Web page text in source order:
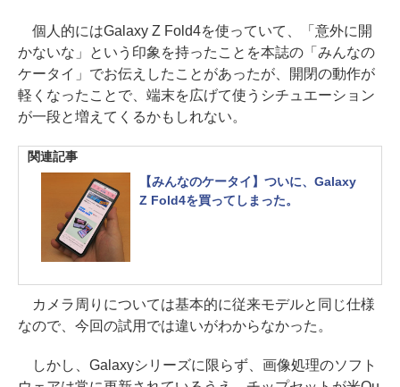
個人的にはGalaxy Z Fold4を使っていて、「意外に開
かないな」という印象を持ったことを本誌の「みんなの
ケータイ」でお伝えしたことがあったが、開閉の動作が
軽くなったことで、端末を広げて使うシチュエーション
が一段と増えてくるかもしれない。
関連記事
【みんなのケータイ】ついに、Galaxy
Z Fold4を買ってしまった。
カメラ周りについては基本的に従来モデルと同じ仕様
なので、今回の試用では違いがわからなかった。
しかし、Galaxyシリーズに限らず、画像処理のソフト